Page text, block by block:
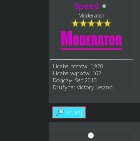
Speed
Moderator
Liczba postów: 1,920
Liczba wątków: 162
Dołączył: Sep 2010
Drużyna: Victory Leszno
Szukaj